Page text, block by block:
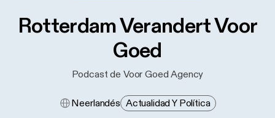
Rotterdam Verandert Voor
Goed
Podcast de Voor Goed Agency
Neerlandés Actualidad Y Política